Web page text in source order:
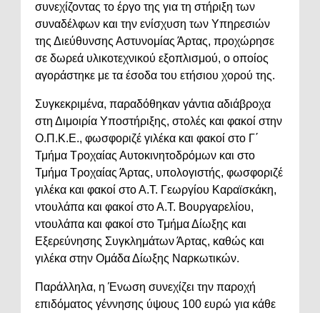
συνεχίζοντας το έργο της για τη στήριξη των
συναδέλφων και την ενίσχυση των Υπηρεσιών
της Διεύθυνσης Αστυνομίας Άρτας, προχώρησε
σε δωρεά υλικοτεχνικού εξοπλισμού, ο οποίος
αγοράστηκε με τα έσοδα του ετήσιου χορού της.
Συγκεκριμένα, παραδόθηκαν γάντια αδιάβροχα
στη Διμοιρία Υποστήριξης, στολές και φακοί στην
Ο.Π.Κ.Ε., φωσφοριζέ γιλέκα και φακοί στο Γ΄
Τμήμα Τροχαίας Αυτοκινητοδρόμων και στο
Τμήμα Τροχαίας Άρτας, υπολογιστής, φωσφοριζέ
γιλέκα και φακοί στο Α.Τ. Γεωργίου Καραϊσκάκη,
ντουλάπα και φακοί στο Α.Τ. Βουργαρελίου,
ντουλάπα και φακοί στο Τμήμα Δίωξης και
Εξερεύνησης Συγκλημάτων Άρτας, καθώς και
γιλέκα στην Ομάδα Δίωξης Ναρκωτικών.
Παράλληλα, η Ένωση συνεχίζει την παροχή
επιδόματος γέννησης ύψους 100 ευρώ για κάθε